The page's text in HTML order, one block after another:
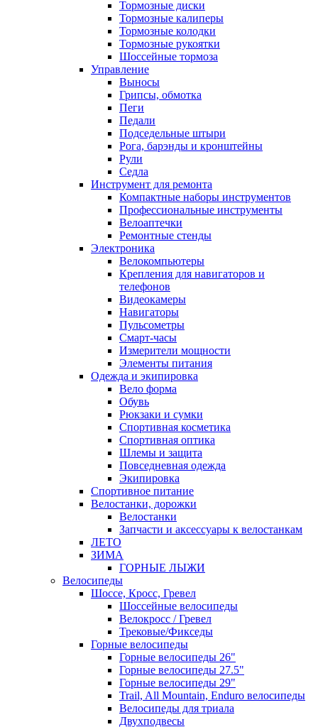
Тормозные диски
Тормозные калиперы
Тормозные колодки
Тормозные рукоятки
Шоссейные тормоза
Управление
Выносы
Грипсы, обмотка
Пеги
Педали
Подседельные штыри
Рога, барэнды и кронштейны
Рули
Седла
Инструмент для ремонта
Компактные наборы инструментов
Профессиональные инструменты
Велоаптечки
Ремонтные стенды
Электроника
Велокомпьютеры
Крепления для навигаторов и
телефонов
Видеокамеры
Навигаторы
Пульсометры
Смарт-часы
Измерители мощности
Элементы питания
Одежда и экипировка
Вело форма
Обувь
Рюкзаки и сумки
Спортивная косметика
Спортивная оптика
Шлемы и защита
Повседневная одежда
Экипировка
Спортивное питание
Велостанки, дорожки
Велостанки
Запчасти и аксессуары к велостанкам
ЛЕТО
ЗИМА
ГОРНЫЕ ЛЫЖИ
Велосипеды
Шоссе, Кросс, Гревел
Шоссейные велосипеды
Велокросс / Гревел
Трековые/Фикседы
Горные велосипеды
Горные велосипеды 26"
Горные велосипеды 27.5"
Горные велосипеды 29"
Trail, All Mountain, Enduro велосипеды
Велосипеды для триала
Двухподвесы